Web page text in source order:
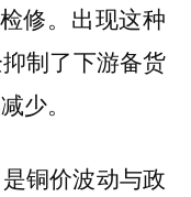
修。 出现这种
制了下游备货
少。
铜价波动与政